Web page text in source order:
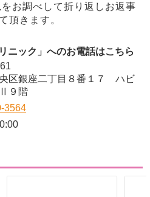
お調べして折り返しお返事
頂きます。
ニック」へのお電話はこちら
区銀座二丁目８番１７ ハビ
９階
3564